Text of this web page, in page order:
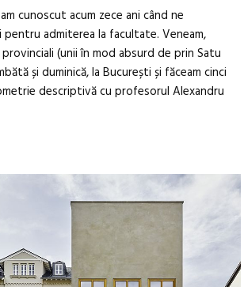
cunoscut acum zece ani când ne
pentru admiterea la facultate. Veneam,
(unii în mod absurd de prin Satu
și duminică, la București și făceam cinci
descriptivă cu profesorul Alexandru